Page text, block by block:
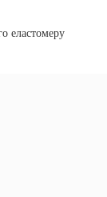
еластомеру